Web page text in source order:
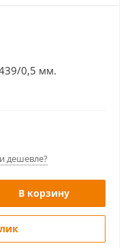
0,5 мм.
дешевле?
В корзину